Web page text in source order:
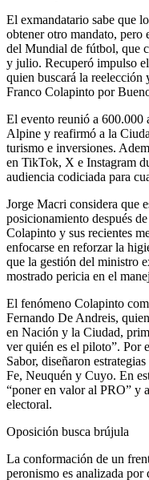
El exmandatario sabe que
obtener otro mandato,
del Mundial de fútbol, que
y julio. Recuperó impulso
quien buscará la reelección
Franco Colapinto por
El evento reunió a 600.000
Alpine y reafirmó a la
turismo e inversiones.
en TikTok, X e Instagram
audiencia codiciada para
Jorge Macri considera que
posicionamiento después
Colapinto y sus recientes
enfocarse en reforzar la
que la gestión del ministro
mostrado pericia en el
El fenómeno Colapinto
Fernando De Andreis,
en Nación y la Ciudad,
ver quién es el piloto”. Por
Sabor, diseñaron
Fe, Neuquén y Cuyo. En
“poner en valor al PRO” y
electoral.
Oposición busca brújula
La conformación de un
peronismo es analizada